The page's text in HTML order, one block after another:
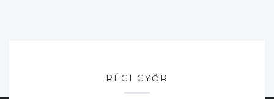
RÉGI GYŐR